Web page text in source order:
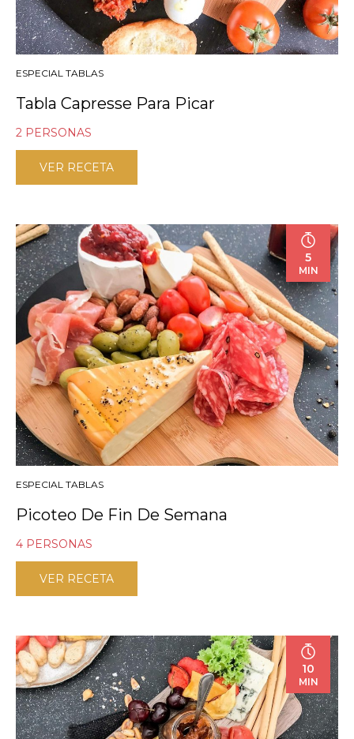
ESPECIAL TABLAS
Tabla Capresse Para Picar
2 PERSONAS
VER RECETA
5
MIN
ESPECIAL TABLAS
Picoteo De Fin De Semana
4 PERSONAS
VER RECETA
10
MIN